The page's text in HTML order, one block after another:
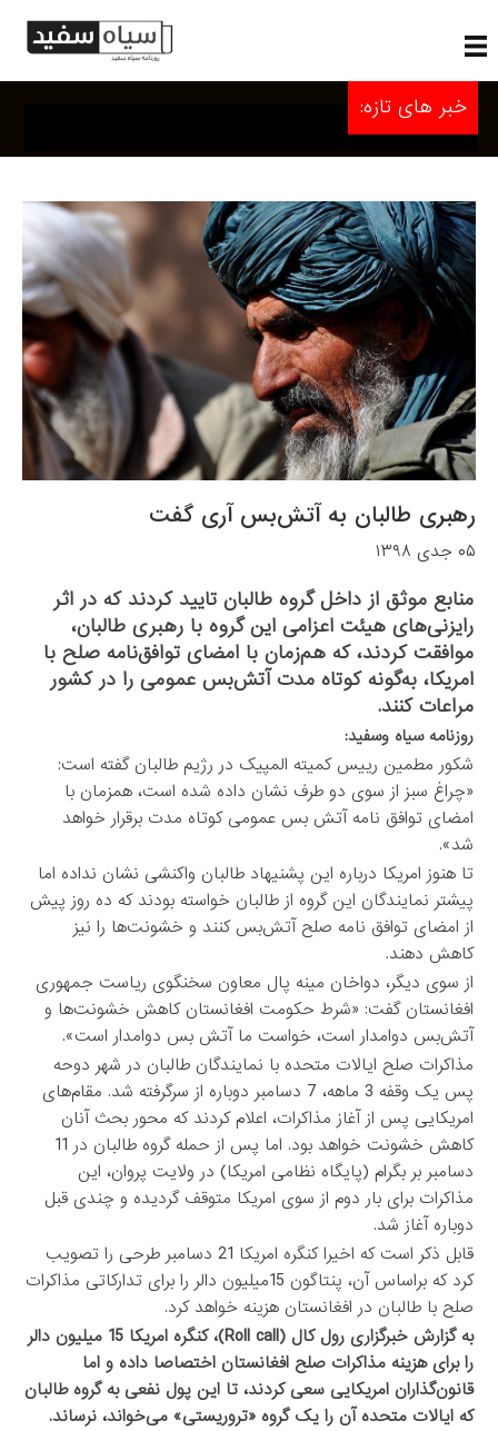
خبر های تازه:
رهبری طالبان به آتش‌بس آری گفت
۰۵ جدی ۱۳۹۸
منابع موثق از داخل گروه طالبان تایید کردند که در اثر
رایزنی‌های هیئت اعزامی این گروه با رهبری طالبان،
موافقت کردند، که هم‌زمان با امضای توافق‌نامه صلح با
امریکا، به‌گونه کوتاه مدت آتش‌بس عمومی را در کشور
مراعات کنند.
روزنامه سیاه وسفید:
شکور مطمین رییس کمیته المپیک در رژیم طالبان گفته است:
«چراغ سبز از سوی دو طرف نشان داده شده است، همزمان با
امضای توافق نامه آتش بس عمومی کوتاه مدت برقرار خواهد
شد».
تا هنوز امریکا درباره این پشنیهاد طالبان واکنشی نشان نداده اما
پیشتر نمایندگان این گروه از طالبان خواسته بودند که ده روز پیش
از امضای توافق نامه صلح آتش‌بس کنند و خشونت‌ها را نیز
کاهش دهند.
از سوی دیگر، دواخان مینه پال معاون سخنگوی ریاست جمهوری
افغانستان گفت: «شرط حکومت افغانستان کاهش خشونت‌ها و
آتش‌بس دوامدار است، خواست ما آتش بس دوامدار است».
مذاکرات صلح ایالات متحده با نمایندگان طالبان در شهر دوحه
پس یک وقفه 3 ماهه، 7 دسامبر دوباره از سرگرفته شد. مقام‌های
امریکایی پس از آغاز مذاکرات، اعلام کردند که محور بحث آنان
کاهش خشونت خواهد بود. اما پس از حمله گروه طالبان در 11
دسامبر بر بگرام (پایگاه نظامی امریکا) در ولایت پروان، این
مذاکرات برای بار دوم از سوی امریکا متوقف گردیده و چندی قبل
دوباره آغاز شد.
قابل ذکر است که اخیرا کنگره امریکا 21 دسامبر طرحی را تصویب
کرد که براساس آن، پنتاگون 15میلیون دالر را برای تدارکاتی مذاکرات
صلح با طالبان در افغانستان هزینه خواهد کرد.
به گزارش خبرگزاری رول کال (Roll call)، کنگره امریکا 15 میلیون دالر
را برای هزینه مذاکرات صلح افغانستان اختصاصا داده و اما
قانون‌گذاران امریکایی سعی کردند، تا این پول نفعی به گروه طالبان
که ایالات متحده آن را یک گروه «تروریستی» می‌خواند، نرساند.